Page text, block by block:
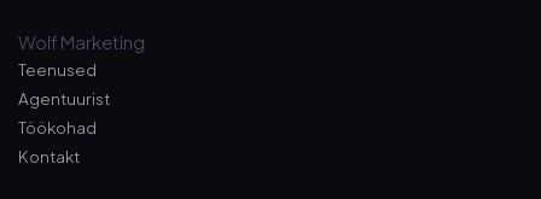
Wolf Marketing
Teenused
Agentuurist
Töökohad
Kontakt